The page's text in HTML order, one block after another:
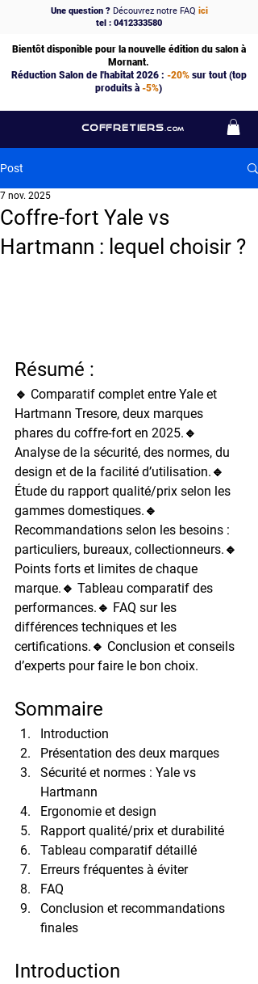
COFFRETIERS .COM
Une question ?Découvrez notre FAQ ici
tel : 0412333580
Bientôt disponible pour la nouvelle édition du salon à
Mornant.
Réduction Salon de l'habitat 2026 : -20%sur tout (top
produits à -5%)
Post
Coffre-fort Yale vs
Hartmann : lequel choisir ?
7 nov. 2025
Résumé :
🔹 Comparatif complet entre Yale et
Hartmann Tresore, deux marques
phares du coffre-fort en 2025.🔹
Analyse de la sécurité, des normes, du
design et de la facilité d’utilisation.🔹
Étude du rapport qualité/prix selon les
gammes domestiques.🔹
Recommandations selon les besoins :
particuliers, bureaux, collectionneurs.🔹
Points forts et limites de chaque
marque.🔹 Tableau comparatif des
performances.🔹 FAQ sur les
différences techniques et les
certifications.🔹 Conclusion et conseils
d’experts pour faire le bon choix.
Sommaire
Introduction
Présentation des deux marques
Sécurité et normes : Yale vs
Hartmann
Ergonomie et design
Rapport qualité/prix et durabilité
Tableau comparatif détaillé
Erreurs fréquentes à éviter
FAQ
Conclusion et recommandations
finales
Introduction